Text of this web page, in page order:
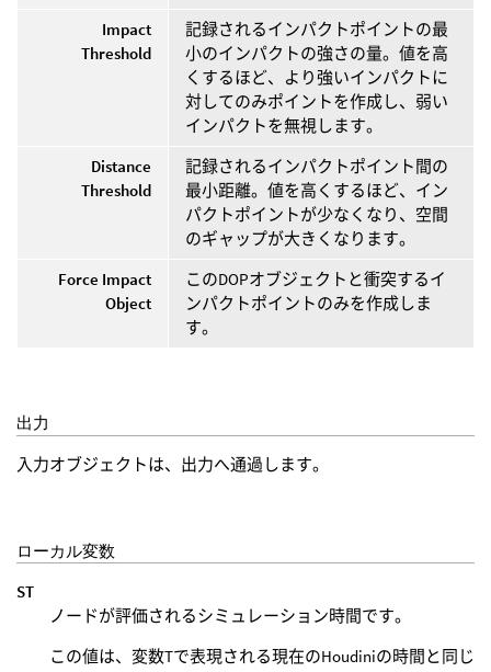
Impact
Threshold
記録されるインパクトポイントの最
小のインパクトの強さの量。値を高
くするほど、より強いインパクトに
対してのみポイントを作成し、弱い
インパクトを無視します。
Distance
Threshold
記録されるインパクトポイント間の
最小距離。値を高くするほど、イン
パクトポイントが少なくなり、空間
のギャップが大きくなります。
Force Impact
Object
このDOPオブジェクトと衝突するイ
ンパクトポイントのみを作成しま
す。
出力
入力オブジェクトは、出力へ通過します。
ローカル変数
ST
ノードが評価されるシミュレーション時間です。
この値は、変数Tで表現される現在のHoudiniの時間と同じ